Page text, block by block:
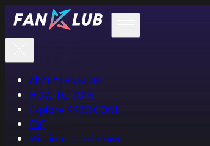
About FANKLUB
HOW TO JOIN
Explore KKBOX ONE
FAQ
Mission: Touchdown